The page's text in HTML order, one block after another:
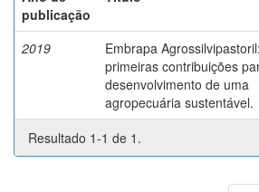
publicação
2019
Embrapa Agrossilvipastoril:
primeiras contribuições
desenvolvimento de uma
agropecuária sustentável.
Resultado 1-1 de 1.